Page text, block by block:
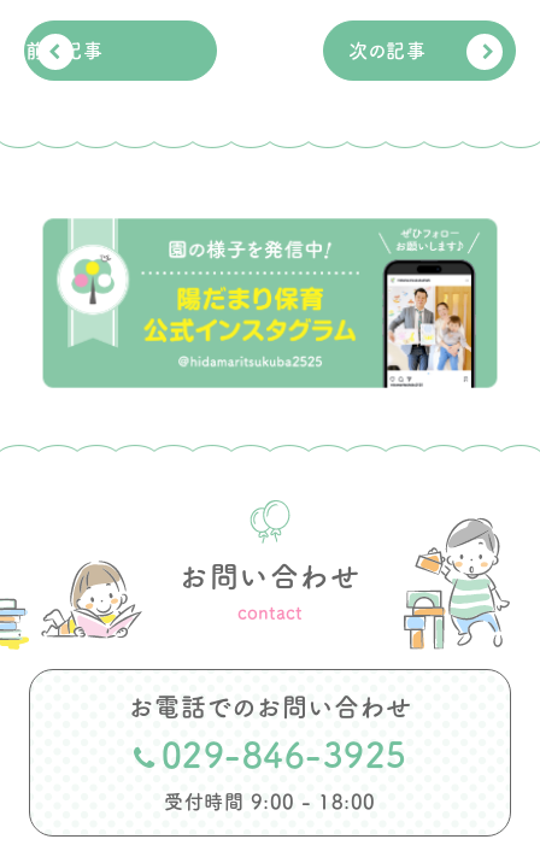
前の記事 次の記事
お問い合わせ
contact
お電話でのお問い合わせ
029-846-3925
受付時間 9:00 - 18:00